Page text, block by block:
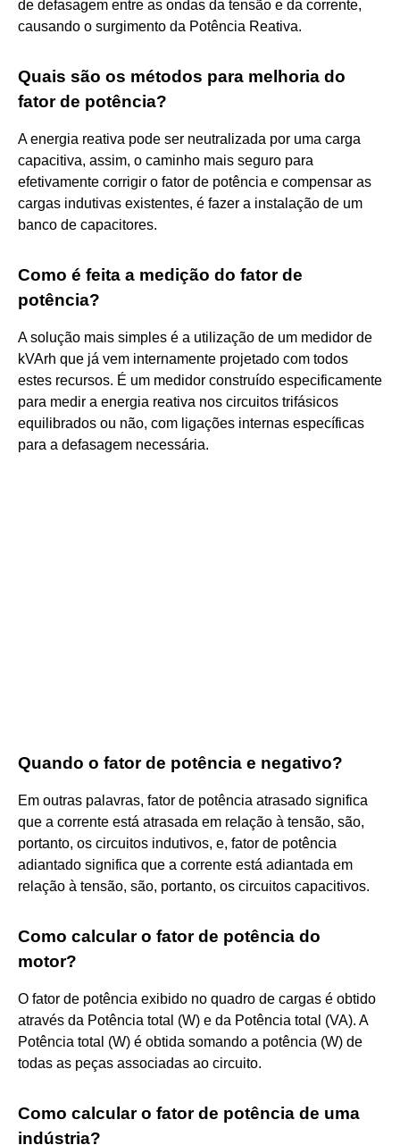
de defasagem entre as ondas da tensão e da corrente,
causando o surgimento da Potência Reativa.
Quais são os métodos para melhoria do
fator de potência?
A energia reativa pode ser neutralizada por uma carga
capacitiva, assim, o caminho mais seguro para
efetivamente corrigir o fator de potência e compensar as
cargas indutivas existentes, é fazer a instalação de um
banco de capacitores.
Como é feita a medição do fator de
potência?
A solução mais simples é a utilização de um medidor de
kVArh que já vem internamente projetado com todos
estes recursos. É um medidor construído especificamente
para medir a energia reativa nos circuitos trifásicos
equilibrados ou não, com ligações internas específicas
para a defasagem necessária.
Quando o fator de potência e negativo?
Em outras palavras, fator de potência atrasado significa
que a corrente está atrasada em relação à tensão, são,
portanto, os circuitos indutivos, e, fator de potência
adiantado significa que a corrente está adiantada em
relação à tensão, são, portanto, os circuitos capacitivos.
Como calcular o fator de potência do
motor?
O fator de potência exibido no quadro de cargas é obtido
através da Potência total (W) e da Potência total (VA). A
Potência total (W) é obtida somando a potência (W) de
todas as peças associadas ao circuito.
Como calcular o fator de potência de uma
indústria?